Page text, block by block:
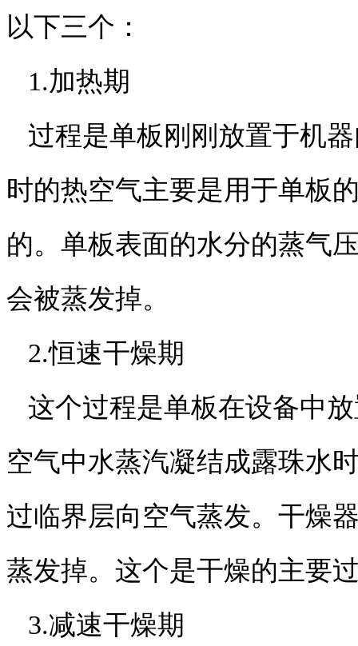
以下三个：
1.加热期
过程是单板刚刚放置于机
时的热空气主要是用于单板
的。单板表面的水分的蒸气
会被蒸发掉。
2.恒速干燥期
这个过程是单板在设备中
空气中水蒸汽凝结成露珠水
过临界层向空气蒸发。干燥
蒸发掉。这个是干燥的主要
3.减速干燥期